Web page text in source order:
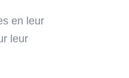
en leur
leur